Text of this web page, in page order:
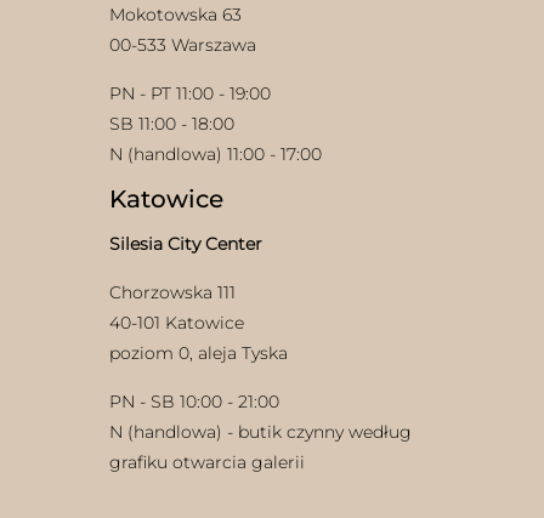
Mokotowska 63
00-533 Warszawa
PN - PT 11:00 - 19:00
SB 11:00 - 18:00
N (handlowa) 11:00 - 17:00
Katowice
Silesia City Center
Chorzowska 111
40-101 Katowice
poziom 0, aleja Tyska
PN - SB 10:00 - 21:00
N (handlowa) - butik czynny według
grafiku otwarcia galerii